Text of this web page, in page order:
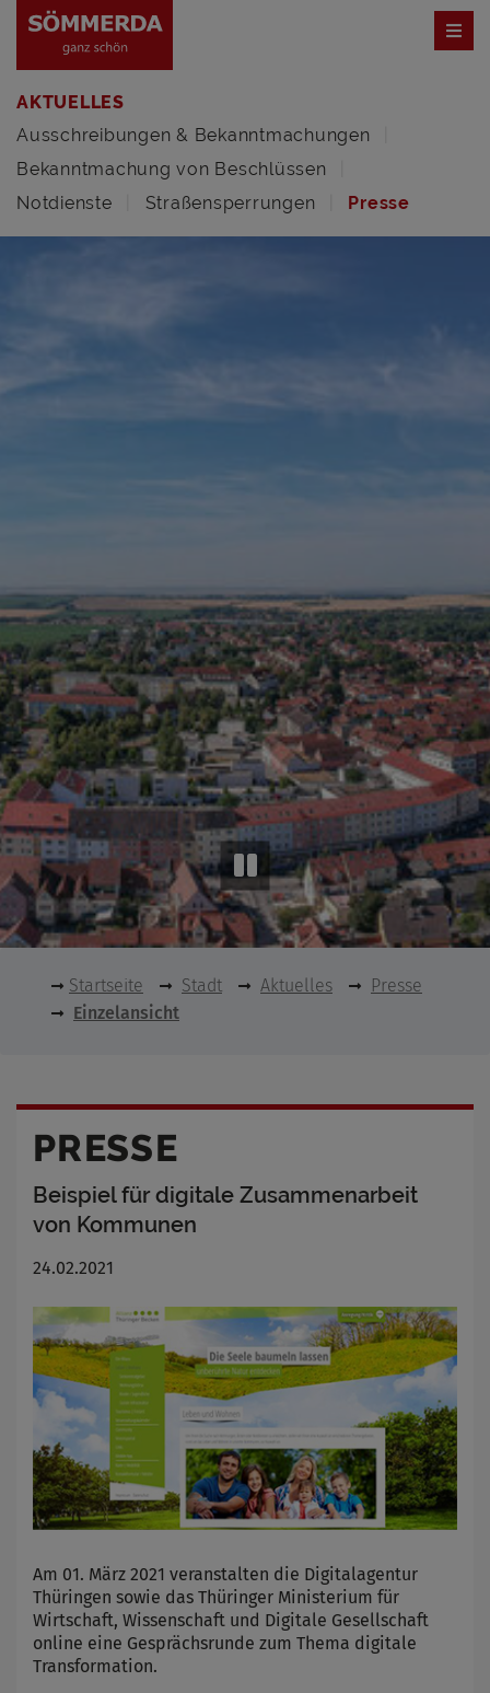
AKTUELLES
Ausschreibungen & Bekanntmachungen
Bekanntmachung von Beschlüssen
Notdienste
Straßensperrungen Presse
Startseite Stadt Aktuelles
Presse
Einzelansicht
PRESSE
Beispiel für digitale Zusammenarbeit
von Kommunen
24.02.2021
Am 01. März 2021 veranstalten die Digitalagentur
Thüringen sowie das Thüringer Ministerium für
Wirtschaft, Wissenschaft und Digitale Gesellschaft
online eine Gesprächsrunde zum Thema digitale
Transformation.